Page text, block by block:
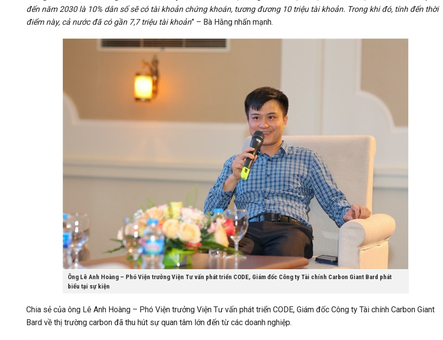
đến năm 2030 là 10% dân số sẽ có tài khoản chứng khoán, tương đương 10 triệu tài khoản. Trong khi đó, tính đến thời
điểm này, cả nước đã có gần 7,7 triệu tài khoản” – Bà Hằng nhấn mạnh.
Ông Lê Anh Hoàng – Phó Viện trưởng Viện Tư vấn phát triển CODE, Giám đốc Công ty Tài chính Carbon Giant Bard phát
biểu tại sự kiện
Chia sẻ của ông Lê Anh Hoàng – Phó Viện trưởng Viện Tư vấn phát triển CODE, Giám đốc Công ty Tài chính Carbon Giant
Bard về thị trường carbon đã thu hút sự quan tâm lớn đến từ các doanh nghiệp.